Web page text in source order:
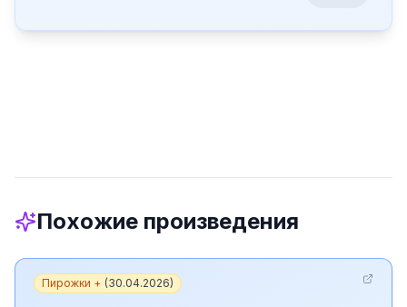
Похожие произведения
Пирожки + (30.04.2026)